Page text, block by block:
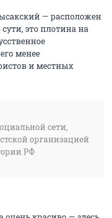
— расположен
это плотина на
менее
и местных
сети,
организацией
РФ